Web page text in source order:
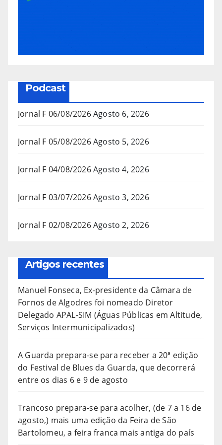
Podcast
Jornal F 06/08/2026Agosto 6, 2026
Jornal F 05/08/2026Agosto 5, 2026
Jornal F 04/08/2026Agosto 4, 2026
Jornal F 03/07/2026Agosto 3, 2026
Jornal F 02/08/2026Agosto 2, 2026
Artigos recentes
Manuel Fonseca, Ex-presidente da Câmara de
Fornos de Algodres foi nomeado Diretor
Delegado APAL-SIM (Águas Públicas em Altitude,
Serviços Intermunicipalizados)
A Guarda prepara-se para receber a 20ª edição
do Festival de Blues da Guarda, que decorrerá
entre os dias 6 e 9 de agosto
Trancoso prepara-se para acolher, (de 7 a 16 de
agosto,) mais uma edição da Feira de São
Bartolomeu, a feira franca mais antiga do país